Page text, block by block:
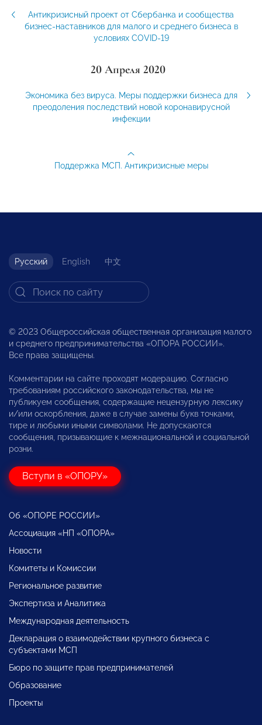
Антикризисный проект от Сбербанка и сообщества
бизнес-наставников для малого и среднего бизнеса в
условиях COVID-19
20 Апреля 2020
Экономика без вируса. Меры поддержки бизнеса для
преодоления последствий новой коронавирусной
инфекции
Поддержка МСП. Антикризисные меры
Русский English 中文
© 2023 Общероссийская общественная организация малого
и среднего предпринимательства «ОПОРА РОССИИ».
Все права защищены.
Комментарии на сайте проходят модерацию. Согласно
требованиям российского законодательства, мы не
публикуем сообщения, содержащие нецензурную лексику
и/или оскорбления, даже в случае замены букв точками,
тире и любыми иными символами. Не допускаются
сообщения, призывающие к межнациональной и социальной
розни.
Вступи в «ОПОРУ»
Об «ОПОРЕ РОССИИ»
Ассоциация «НП «ОПОРА»
Новости
Комитеты и Комиссии
Региональное развитие
Экспертиза и Аналитика
Международная деятельность
Декларация о взаимодействии крупного бизнеса с
субъектами МСП
Бюро по защите прав предпринимателей
Образование
Проекты